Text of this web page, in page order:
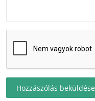
Hozzászólás beküldése